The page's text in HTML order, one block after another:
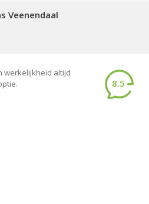
Veenendaal
werkelijkheid altijd
8.5